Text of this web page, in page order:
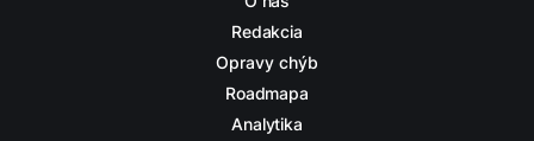
Redakcia
Opravy chýb
Roadmapa
Analytika